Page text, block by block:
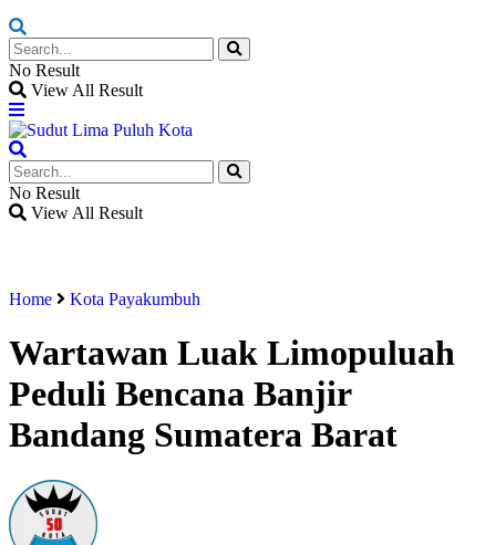
No Result
View All Result
No Result
View All Result
Home Kota Payakumbuh
Wartawan Luak Limopuluah
Peduli Bencana Banjir
Bandang Sumatera Barat